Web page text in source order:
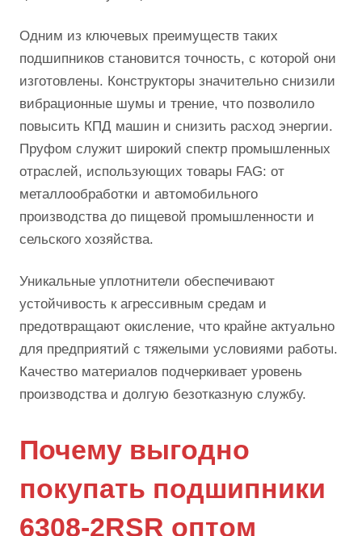
Одним из ключевых преимуществ таких
подшипников становится точность, с которой они
изготовлены. Конструкторы значительно снизили
вибрационные шумы и трение, что позволило
повысить КПД машин и снизить расход энергии.
Пруфом служит широкий спектр промышленных
отраслей, использующих товары FAG: от
металлообработки и автомобильного
производства до пищевой промышленности и
сельского хозяйства.
Уникальные уплотнители обеспечивают
устойчивость к агрессивным средам и
предотвращают окисление, что крайне актуально
для предприятий с тяжелыми условиями работы.
Качество материалов подчеркивает уровень
производства и долгую безотказную службу.
Почему выгодно
покупать подшипники
6308-2RSR оптом